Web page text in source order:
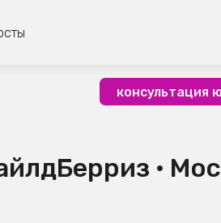
консультация
•